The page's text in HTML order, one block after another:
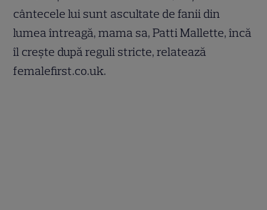
cântecele lui sunt ascultate de fanii din
lumea întreagă, mama sa, Patti Mallette, încă
îl creşte după reguli stricte, relatează
femalefirst.co.uk.